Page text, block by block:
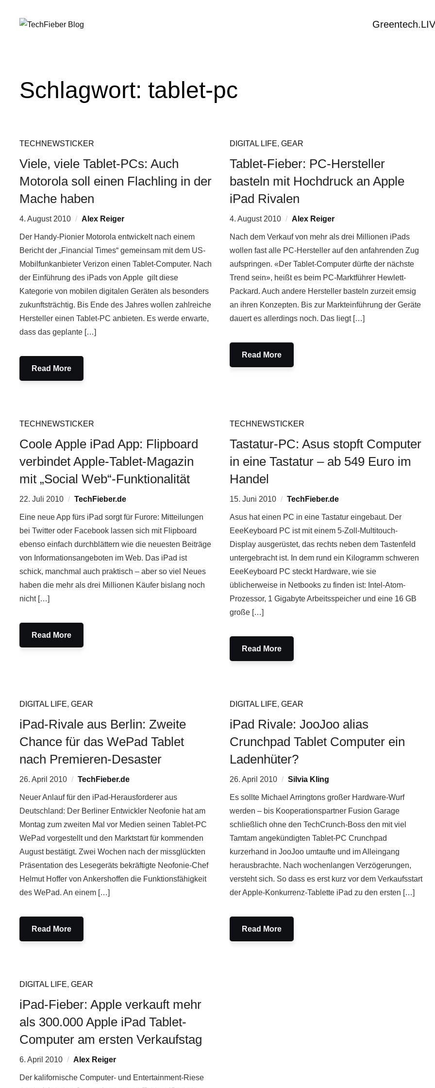
Schlagwort:tablet-pc
TECHNEWSTICKER
Viele, viele Tablet-PCs: Auch
Motorola soll einen Flachling in der
Mache haben
4. August 2010 Alex Reiger
Der Handy-Pionier Motorola entwickelt nach einem
Bericht der „Financial Times“ gemeinsam mit dem US-
Mobilfunkanbieter Verizon einen Tablet-Computer. Nach
der Einführung des iPads von Apple gilt diese
Kategorie von mobilen digitalen Geräten als besonders
zukunftsträchtig. Bis Ende des Jahres wollen zahlreiche
Hersteller einen Tablet-PC anbieten. Es werde erwarte,
dass das geplante […]
Read More
DIGITAL LIFE, GEAR
Tablet-Fieber: PC-Hersteller
basteln mit Hochdruck an Apple
iPad Rivalen
4. August 2010 Alex Reiger
Nach dem Verkauf von mehr als drei Millionen iPads
wollen fast alle PC-Hersteller auf den anfahrenden Zug
aufspringen. «Der Tablet-Computer dürfte der nächste
Trend sein», heißt es beim PC-Marktführer Hewlett-
Packard. Auch andere Hersteller basteln zurzeit emsig
an ihren Konzepten. Bis zur Markteinführung der Geräte
dauert es allerdings noch. Das liegt […]
Read More
TECHNEWSTICKER
Coole Apple iPad App: Flipboard
verbindet Apple-Tablet-Magazin
mit „Social Web“-Funktionalität
22. Juli 2010 TechFieber.de
Eine neue App fürs iPad sorgt für Furore: Mitteilungen
bei Twitter oder Facebook lassen sich mit Flipboard
ebenso einfach durchblättern wie die neuesten Beiträge
von Informationsangeboten im Web. Das iPad ist
schick, manchmal auch praktisch – aber so viel Neues
haben die mehr als drei Millionen Käufer bislang noch
nicht […]
Read More
TECHNEWSTICKER
Tastatur-PC: Asus stopft Computer
in eine Tastatur – ab 549 Euro im
Handel
15. Juni 2010 TechFieber.de
Asus hat einen PC in eine Tastatur eingebaut. Der
EeeKeyboard PC ist mit einem 5-Zoll-Multitouch-
Display ausgerüstet, das rechts neben dem Tastenfeld
untergebracht ist. In dem rund ein Kilogramm schweren
EeeKeyboard PC steckt Hardware, wie sie
üblicherweise in Netbooks zu finden ist: Intel-Atom-
Prozessor, 1 Gigabyte Arbeitsspeicher und eine 16 GB
große […]
Read More
DIGITAL LIFE,GEAR
iPad-Rivale aus Berlin: Zweite
Chance für das WePad Tablet
nach Premieren-Desaster
26. April 2010 TechFieber.de
Neuer Anlauf für den iPad-Herausforderer aus
Deutschland: Der Berliner Entwickler Neofonie hat am
Montag zum zweiten Mal vor Medien seinen Tablet-PC
WePad vorgestellt und den Marktstart für kommenden
August bestätigt. Zwei Wochen nach der missglückten
Präsentation des Lesegeräts bekräftigte Neofonie-Chef
Helmut Hoffer von Ankershoffen die Funktionsfähigkeit
des WePad. An einem […]
Read More
DIGITAL LIFE, GEAR
iPad Rivale: JooJoo alias
Crunchpad Tablet Computer ein
Ladenhüter?
26. April 2010 Silvia Kling
Es sollte Michael Arringtons großer Hardware-Wurf
werden – bis Kooperationspartner Fusion Garage
schließlich ohne den TechCrunch-Boss den mit viel
Tamtam angekündigten Tablet-PC Crunchpad
kurzerhand in JooJoo umtaufte und im Alleingang
herausbrachte. Nach wochenlangen Verzögerungen,
versteht sich. So dass es erst kurz vor dem Verkaufsstart
der Apple-Konkurrenz-Tablette iPad zu den ersten […]
Read More
DIGITAL LIFE,GEAR
iPad-Fieber: Apple verkauft mehr
als 300.000 Apple iPad Tablet-
Computer am ersten Verkaufstag
6. April 2010 Alex Reiger
Der kalifornische Computer- und Entertainment-Riese